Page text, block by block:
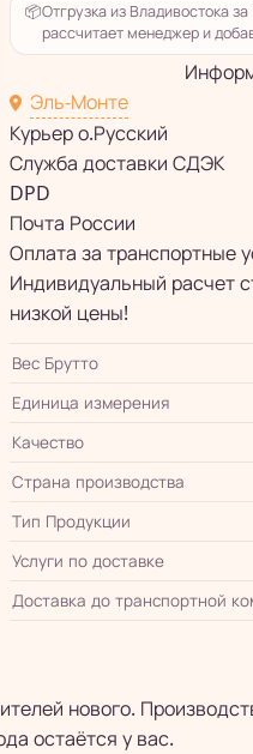
📦Отгрузка из Владивостока
рассчитает менеджер и
Эль-Монте
Курьер о.Русский
Служба доставки СДЭК
DPD
Почта России
Оплата за транспортные
Индивидуальный расчет
низкой цены!
Вес Брутто
Единица измерения
Качество
Страна производства
Тип Продукции
Услуги по доставке
Доставка до транспортной
нового.
остаётся у вас.